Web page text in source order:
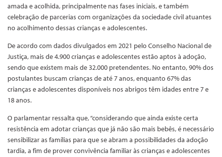
amada e acolhida, principalmente nas fases iniciais, e também
celebração de parcerias com organizações da sociedade civil atuantes
no acolhimento dessas crianças e adolescentes.
De acordo com dados divulgados em 2021 pelo Conselho Nacional de
Justiça, mais de 4.900 crianças e adolescentes estão aptos à adoção,
sendo que existem mais de 32.000 pretendentes. No entanto, 90% dos
postulantes buscam crianças de até 7 anos, enquanto 67% das
crianças e adolescentes disponíveis nos abrigos têm idades entre 7 e
18 anos.
O parlamentar ressalta que, “considerando que ainda existe certa
resistência em adotar crianças que já não são mais bebês, é necessário
sensibilizar as famílias para que se abram a possibilidades da adoção
tardia, a fim de prover convivência familiar às crianças e adolescentes